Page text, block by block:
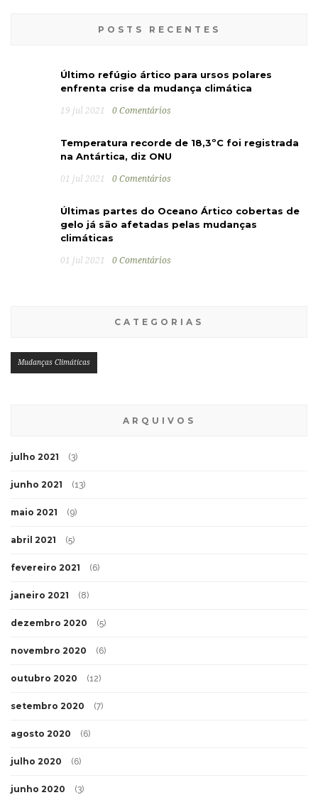
POSTS RECENTES
Último refúgio ártico para ursos polares
enfrenta crise da mudança climática
19 jul 2021 0 Comentários
Temperatura recorde de 18,3ºC foi registrada
na Antártica, diz ONU
01 jul 2021 0 Comentários
Últimas partes do Oceano Ártico cobertas de
gelo já são afetadas pelas mudanças
climáticas
01 jul 2021 0 Comentários
CATEGORIAS
Mudanças Climáticas
ARQUIVOS
julho 2021 (3)
junho 2021 (13)
maio 2021 (9)
abril 2021 (5)
fevereiro 2021 (6)
janeiro 2021 (8)
dezembro 2020 (5)
novembro 2020 (6)
outubro 2020 (12)
setembro 2020 (7)
agosto 2020 (6)
julho 2020 (6)
junho 2020 (3)